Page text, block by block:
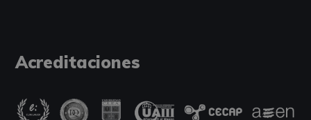
Acreditaciones